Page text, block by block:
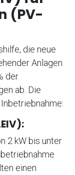
(PV-
die neue
Anlagen
der
ab. Die
2 kW bis unter
einen